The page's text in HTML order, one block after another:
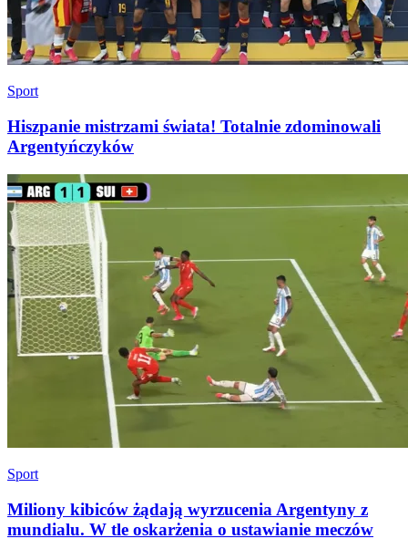
Sport
Hiszpanie mistrzami świata! Totalnie zdominowali
Argentyńczyków
Sport
Miliony kibiców żądają wyrzucenia Argentyny z
mundialu. W tle oskarżenia o ustawianie meczów